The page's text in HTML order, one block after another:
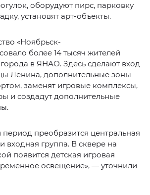
оборудуют пирс, парковку
установят арт-объекты.
«Ноябрьск-
более 14 тысяч жителей
в ЯНАО. Здесь сделают вход
Ленина, дополнительные зоны
заменят игровые комплексы,
и создадут дополнительные
период преобразится центральная
входная группа. В сквере на
появится детская игровая
освещение», — уточнили